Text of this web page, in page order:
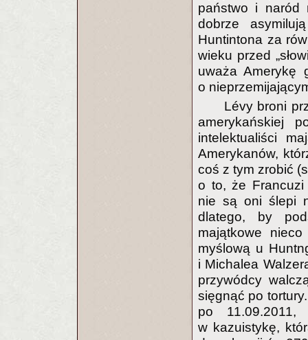
państwo i naród
dobrze
Huntintona za
wieku przed
uważa Amerykę
o
Lévy broni
amerykańskiej
intelektualiści
Amerykanów,
coś z tym zrobić
o to, że Francuzi
nie są oni ślepi
dlatego, by
majątkowe
myślową u
i Michalea
przywódcy
sięgnąć po
po
w kazuistykę,